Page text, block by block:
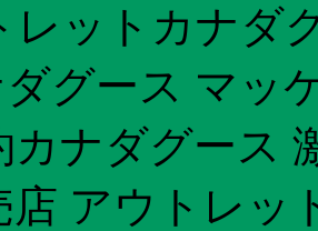
レットカナダ
グース マッ
カナダグース
店 アウトレッ